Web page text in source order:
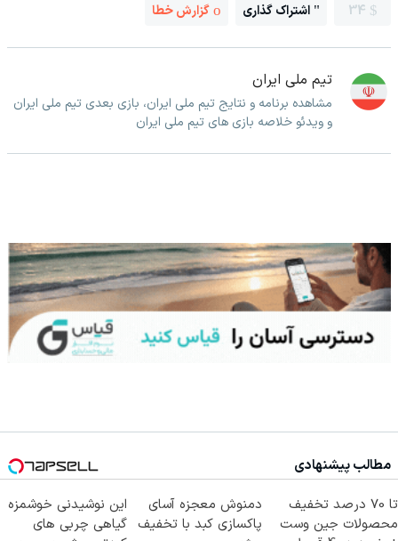
34 اشتراک گذاری گزارش خطا
تیم ملی ایران
مشاهده برنامه و نتایج تیم ملی ایران، بازی بعدی تیم ملی ایران
و ویدئو خلاصه بازی های تیم ملی ایران
مطالب پیشنهادی
تا 70 درصد تخفیف
محصولات جین وست
دمنوش معجزه آسای
پاکسازی کبد با تخفیف
این نوشیدنی خوشمزه
گیاهی چربی های